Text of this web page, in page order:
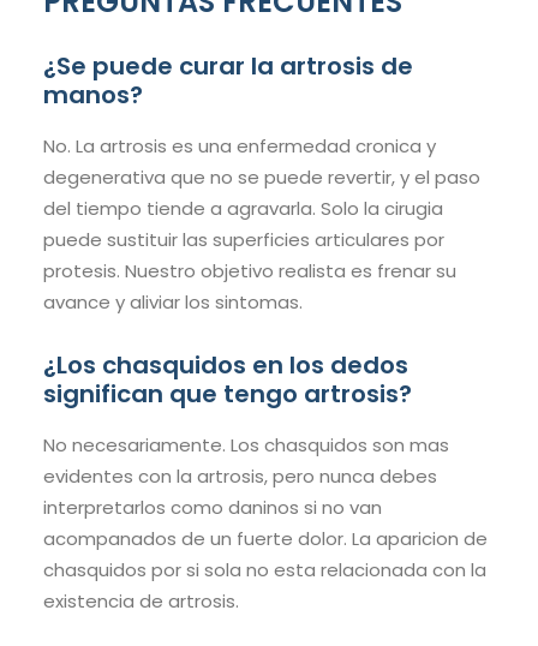
¿Se puede curar la artrosis de
manos?
No. La artrosis es una enfermedad cronica y
degenerativa que no se puede revertir, y el paso
del tiempo tiende a agravarla. Solo la cirugia
puede sustituir las superficies articulares por
protesis. Nuestro objetivo realista es frenar su
avance y aliviar los sintomas.
¿Los chasquidos en los dedos
significan que tengo artrosis?
No necesariamente. Los chasquidos son mas
evidentes con la artrosis, pero nunca debes
interpretarlos como daninos si no van
acompanados de un fuerte dolor. La aparicion de
chasquidos por si sola no esta relacionada con la
existencia de artrosis.